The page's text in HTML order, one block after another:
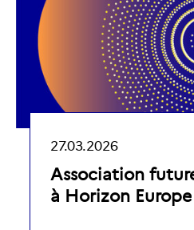
27.03.2026
Association
à Horizon